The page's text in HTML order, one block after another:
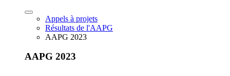
Appels à projets
Résultats de l'AAPG
AAPG 2023
AAPG 2023